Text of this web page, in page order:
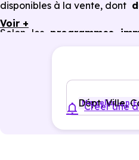
disponibles à la vente, dont
Selon les programmes
Voir +
Dépt, Ville,
Marcellaz-en-
Créer une